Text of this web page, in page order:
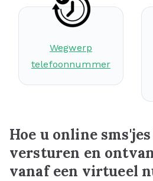
Wegwerp
telefoonnummer
Hoe u online
versturen en
vanaf een virtueel